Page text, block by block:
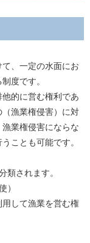
、一定の水面にお
度です。
的に営む権利であ
漁業権侵害）に対
業権侵害にならな
ことも可能です。
類されます。
）
して漁業を営む権